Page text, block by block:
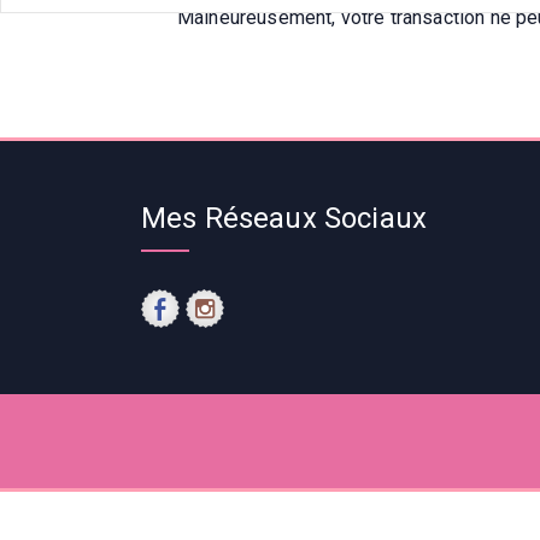
Malheureusement, votre transaction ne
Mes Réseaux Sociaux